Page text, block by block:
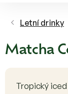
Letní drinky
Matcha
Tropický